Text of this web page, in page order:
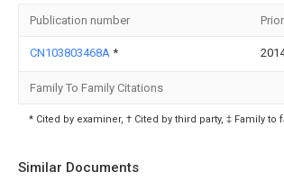
Publication number
CN103803468A *
Family To Family Citations
* Cited by examiner, † Cited by third party, ‡ Family to
Similar Documents